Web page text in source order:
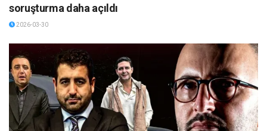
soruşturma daha açıldı
2026-03-30